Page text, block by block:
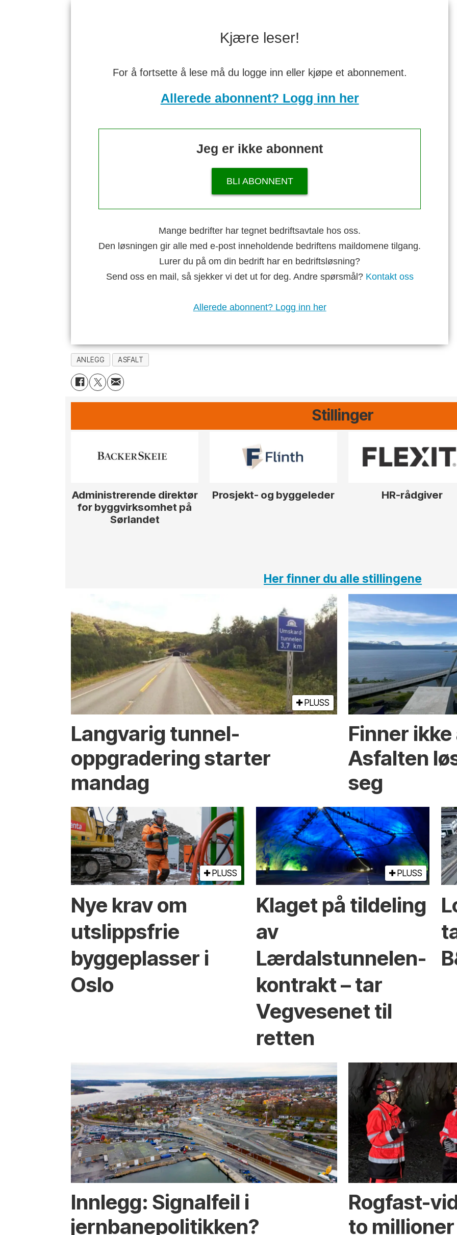
Kjære leser!
For å fortsette å lese må du logge inn eller kjøpe et abonnement.
Allerede abonnent? Logg inn her
Jeg er ikke abonnent
BLI ABONNENT
Mange bedrifter har tegnet bedriftsavtale hos oss.
Den løsningen gir alle med e-post inneholdende bedriftens maildomene tilgang.
Lurer du på om din bedrift har en bedriftsløsning?
Send oss en mail, så sjekker vi det ut for deg. Andre spørsmål? Kontakt oss
Allerede abonnent? Logg inn her
ANLEGG ASFALT
Stillinger
Administrerende direktør
for byggvirksomhet på
Sørlandet
Prosjekt- og byggeleder HR-rådgiver
Her finner du alle stillingene
PLUSS
Langvarig tunnel­
oppgradering starter
mandag
Finner
Asfalten
seg
PLUSS
Nye krav om
utslippsfrie
byggeplasser i
Oslo
PLUSS
Klaget på tildeling
av
Lærdalstunnelen-
kontrakt – tar
Vegvesenet til
retten
Innlegg: Signalfeil i
jernbanepolitikken?
Rogfast-
to